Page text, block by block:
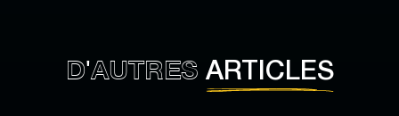
D'AUTRES ARTICLES